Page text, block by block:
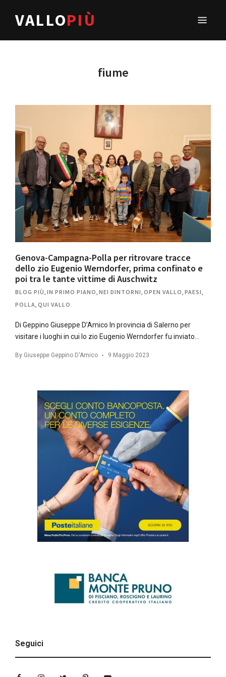
VALLOPIÙ
fiume
Genova-Campagna-Polla per ritrovare tracce
dello zio Eugenio Werndorfer, prima confinato e
poi tra le tante vittime di Auschwitz
BLOG PIÙ IN PRIMO PIANO NEI DINTORNI OPEN VALLO PAESI
POLLA QUI VALLO
Di Geppino Giuseppe D’Amico In provincia di Salerno per
visitare i luoghi in cui lo zio Eugenio Werndorfer fu inviato…
By Giuseppe Geppino D'Amico 9 Maggio 2023
Seguici